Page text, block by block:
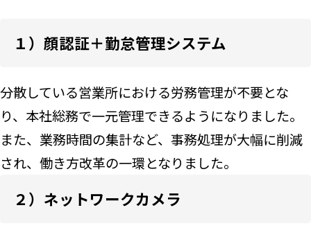
１）顔認証＋勤怠管理システム
分散している営業所における労務管理が不要とな
り、本社総務で一元管理できるようになりました。
また、業務時間の集計など、事務処理が大幅に削減
され、働き方改革の一環となりました。
２）ネットワークカメラ